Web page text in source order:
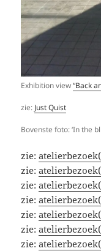
Exhibition view“Back
zie: Just Quist
Bovenste foto: ‘In the
zie:
zie:
zie:
zie:
zie:
zie:
zie: